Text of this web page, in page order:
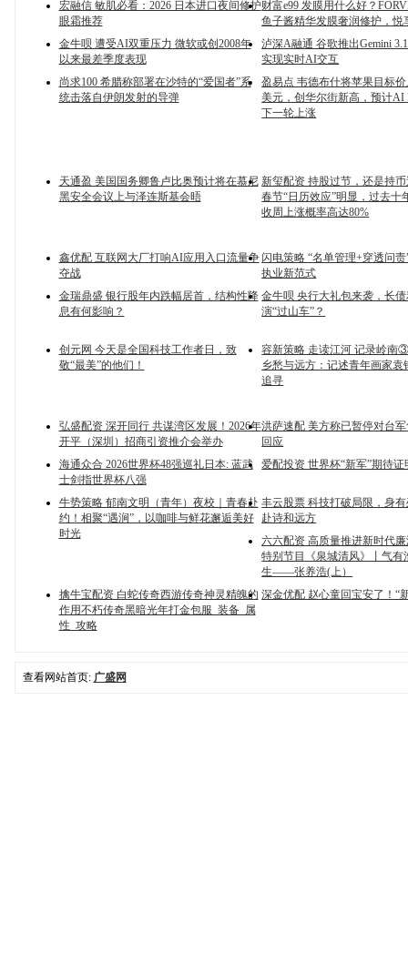
宏融信 敏肌必看：2026 日本进口夜间修护
眼霜推荐
财富e99 发膜用什么好？
鱼子酱精华发膜奢润修护，悦
金牛呗 遭受AI双重压力 微软或创2008年
以来最差季度表现
泸深A融通 谷歌推出Gemini
实现实时AI交互
尚求100 希腊称部署在沙特的“爱国者”系
统击落自伊朗发射的导弹
盈易点 韦德布什将苹果目标
美元，创华尔街新高，预计AI
下一轮上涨
天通盈 美国国务卿鲁卢比奥预计将在慕尼
黑安全会议上与泽连斯基会晤
新玺配资 持股过节，还是持
春节“日历效应”明显，过去十
收周上涨概率高达80%
鑫优配 互联网大厂打响AI应用入口流量争
夺战
闪电策略 “名单管理+穿透问
执业新范式
金瑞鼎盛 银行股年内跌幅居首，结构性降
息有何影响？
金牛呗 央行大礼包来袭，长
演“过山车”？
创元网 今天是全国科技工作者日，致
敬“最美”的他们！
容新策略 走读江河 记录岭南
乡愁与远方：记述青年画家袁
追寻
弘盛配资 深开同行 共谋湾区发展！2026年
开平（深圳）招商引资推介会举办
洪萨速配 美方称已暂停对台
回应
海通众合 2026世界杯48强巡礼日本: 蓝武
士剑指世界杯八强
爱配投资 世界杯“新军”期待证
牛势策略 郁南文明（青年）夜校｜青春赴
约！相聚“遇涧”，以咖啡与鲜花邂逅美好
时光
丰云股票 科技打破局限，身
赴诗和远方
六六配资 高质量推进新时代
特别节目《泉城清风》丨气有
生——张养浩(上）
擒牛宝配资 白蛇传奇西游传奇神灵精魄的
作用不朽传奇黑暗光年打金包服_装备_属
性_攻略
深金优配 赵心童回宝安了！“
查看网站首页: 广盛网